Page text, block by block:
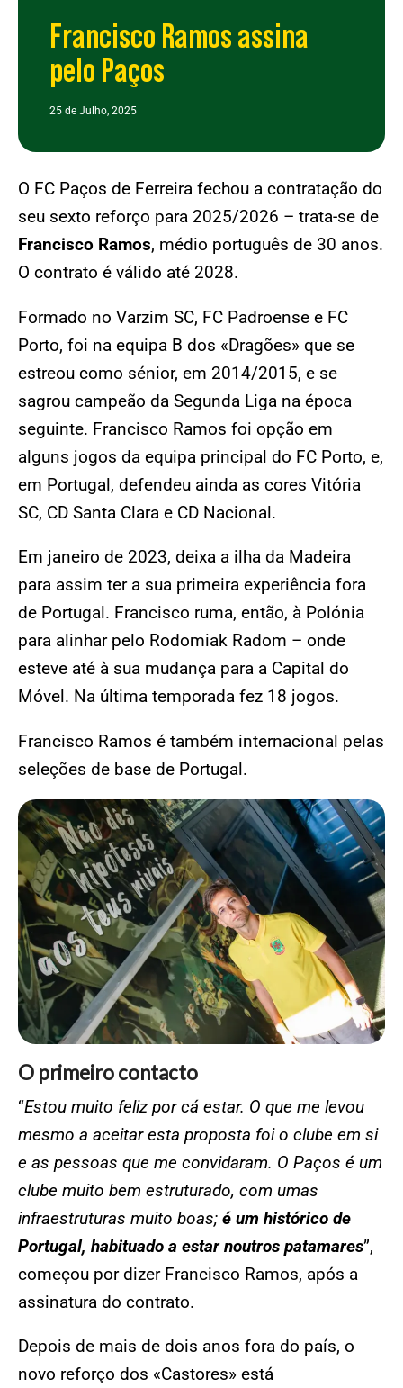
Francisco Ramos assina
pelo Paços
25 de Julho, 2025
O FC Paços de Ferreira fechou a contratação do
seu sexto reforço para 2025/2026 – trata-se de
Francisco Ramos, médio português de 30 anos.
O contrato é válido até 2028.
Formado no Varzim SC, FC Padroense e FC
Porto, foi na equipa B dos «Dragões» que se
estreou como sénior, em 2014/2015, e se
sagrou campeão da Segunda Liga na época
seguinte. Francisco Ramos foi opção em
alguns jogos da equipa principal do FC Porto, e,
em Portugal, defendeu ainda as cores Vitória
SC, CD Santa Clara e CD Nacional.
Em janeiro de 2023, deixa a ilha da Madeira
para assim ter a sua primeira experiência fora
de Portugal. Francisco ruma, então, à Polónia
para alinhar pelo Rodomiak Radom – onde
esteve até à sua mudança para a Capital do
Móvel. Na última temporada fez 18 jogos.
Francisco Ramos é também internacional pelas
seleções de base de Portugal.
O primeiro contacto
“Estou muito feliz por cá estar. O que me levou
mesmo a aceitar esta proposta foi o clube em si
e as pessoas que me convidaram. O Paços é um
clube muito bem estruturado, com umas
infraestruturas muito boas; é um histórico de
Portugal, habituado a estar noutros patamares”,
começou por dizer Francisco Ramos, após a
assinatura do contrato.
Depois de mais de dois anos fora do país, o
novo reforço dos «Castores» está